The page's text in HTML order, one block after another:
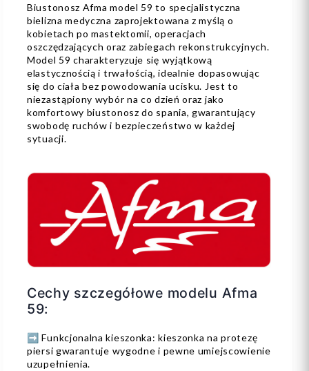
Biustonosz Afma model 59 to specjalistyczna
bielizna medyczna zaprojektowana z myślą o
kobietach po mastektomii, operacjach
oszczędzających oraz zabiegach rekonstrukcyjnych.
Model 59 charakteryzuje się wyjątkową
elastycznością i trwałością, idealnie dopasowując
się do ciała bez powodowania ucisku. Jest to
niezastąpiony wybór na co dzień oraz jako
komfortowy biustonosz do spania, gwarantujący
swobodę ruchów i bezpieczeństwo w każdej
sytuacji.
Cechy szczegółowe modelu Afma
59:
➡️ Funkcjonalna kieszonka: kieszonka na protezę
piersi gwarantuje wygodne i pewne umiejscowienie
uzupełnienia.